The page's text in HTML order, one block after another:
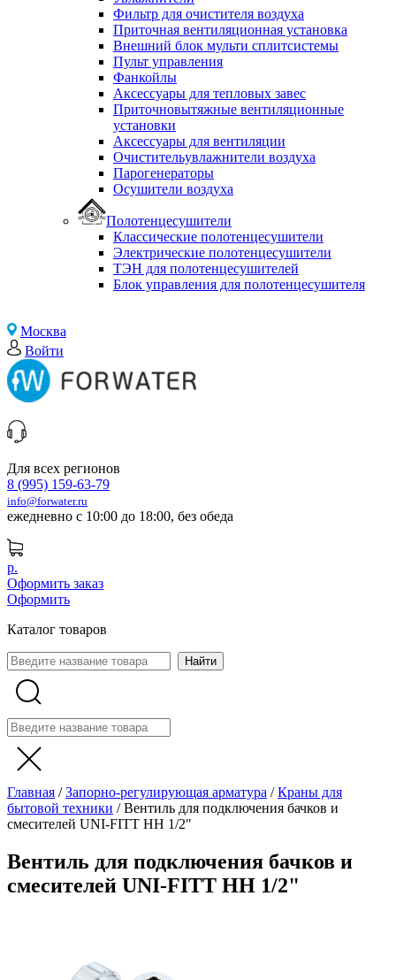
Фильтр для очистителя воздуха
Приточная вентиляционная установка
Внешний блок мульти сплитсистемы
Пульт управления
Фанкойлы
Аксессуары для тепловых завес
Приточновытяжные вентиляционные
установки
Аксессуары для вентиляции
Очистительувлажнители воздуха
Парогенераторы
Осушители воздуха
Полотенцесушители
Классические полотенцесушители
Электрические полотенцесушители
ТЭН для полотенцесушителей
Блок управления для полотенцесушителя
Москва
Войти
Для всех регионов
8 (995) 159-63-79
info@forwater.ru
ежедневно с 10:00 до 18:00, без обеда
р.
Оформить заказ
Оформить
Каталог товаров
Главная /Запорно-регулирующая арматура /Краны для
бытовой техники /Вентиль для подключения бачков и
смесителей UNI-FITT НН 1/2"
Вентиль для подключения бачков и
смесителей UNI-FITT НН 1/2"